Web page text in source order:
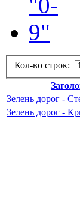
Кол-во строк:
Зелень дорог -
Зелень дорог -